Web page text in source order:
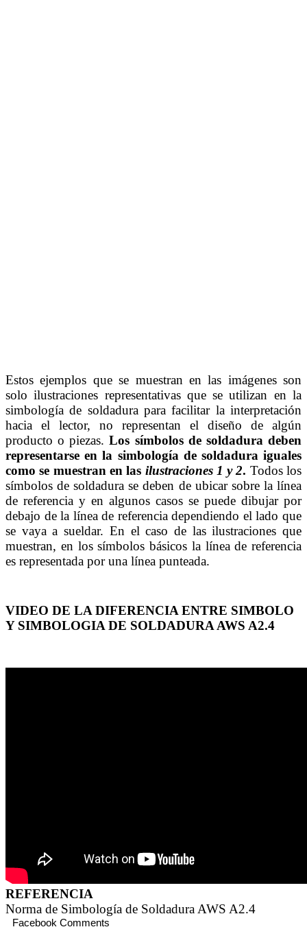
Estos ejemplos que se muestran en las imágenes son
solo ilustraciones representativas que se utilizan en la
simbología de soldadura para facilitar la interpretación
hacia el lector, no representan el diseño de algún
producto o piezas.Los símbolos de soldadura deben
representarse en la simbología de soldadura iguales
como se muestran en las ilustraciones 1 y 2. Todos los
símbolos de soldadura se deben de ubicar sobre la línea
de referencia y en algunos casos se puede dibujar por
debajo de la línea de referencia dependiendo el lado que
se vaya a sueldar. En el caso de las ilustraciones que
muestran, en los símbolos básicos la línea de referencia
es representada por una línea punteada.
VIDEO DE LA DIFERENCIA ENTRE SIMBOLO
Y SIMBOLOGIA DE SOLDADURA AWS A2.4
REFERENCIA
Norma de Simbología de Soldadura AWS A2.4
Facebook Comments